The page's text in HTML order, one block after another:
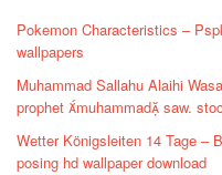
Pokemon Characteristics –
wallpapers
Muhammad Sallahu Alaihi
prophet muhammad saw.
Wetter Königsleiten 14 Tage –
posing hd wallpaper download